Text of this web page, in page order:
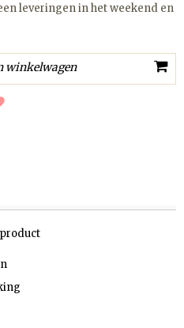
leveringen in het weekend en